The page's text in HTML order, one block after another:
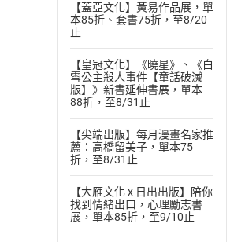
【蓋亞文化】黃易作品展，單
本85折、套書75折，至8/20
止
【皇冠文化】《曉星》、《白
雪公主殺人事件【童話破滅
版】》新書延伸書展，單本
88折，至8/31止
【尖端出版】每月漫畫名家推
薦：高橋留美子，單本75
折，至8/31止
【大雁文化 x 日出出版】陪你
找到情緒出口，心理勵志書
展，單本85折，至9/10止